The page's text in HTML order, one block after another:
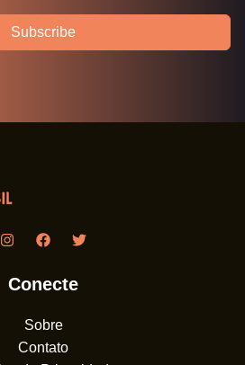
Subscribe
Conecte
Sobre
Contato